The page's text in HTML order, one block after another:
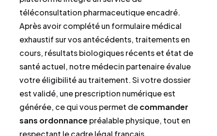
téléconsultation pharmaceutique encadré.
Après avoir complété un formulaire médical
exhaustif sur vos antécédents, traitements en
cours, résultats biologiques récents et état de
santé actuel, notre médecin partenaire évalue
votre éligibilité au traitement. Si votre dossier
est validé, une prescription numérique est
générée, ce qui vous permet decommander
sans ordonnance préalable physique, tout en
respectant le cadre légal français.